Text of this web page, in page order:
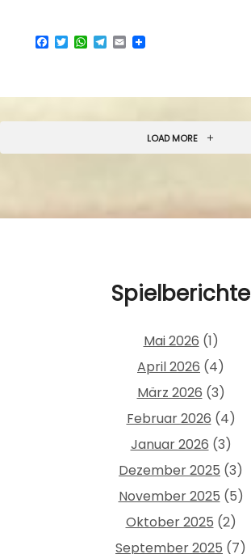
Facebook
TwitterWhatsApp
Telegram
Email
LOAD MORE
Spielberichte
Mai 2026 (1)
April 2026 (4)
März 2026 (3)
Februar 2026 (4)
Januar 2026 (3)
Dezember 2025 (3)
November 2025 (5)
Oktober 2025 (2)
September 2025 (7)